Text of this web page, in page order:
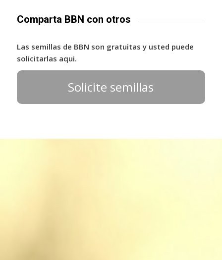
Comparta BBN con otros
Las semillas de BBN son gratuitas y usted puede
solicitarlas aqui.
Solicite semillas